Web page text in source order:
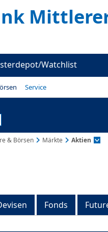
Watchlist
Service
& Börsen Märkte Aktien
Fonds